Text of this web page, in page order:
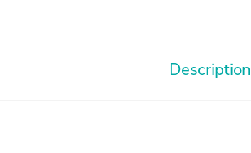
Description